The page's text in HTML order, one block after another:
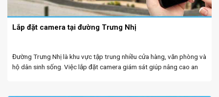
Lắp đặt camera tại đường Trưng Nhị
Đường Trưng Nhị là khu vực tập trung nhiều cửa hàng, văn phòng và
hộ dân sinh sống. Việc lắp đặt camera giám sát giúp nâng cao an